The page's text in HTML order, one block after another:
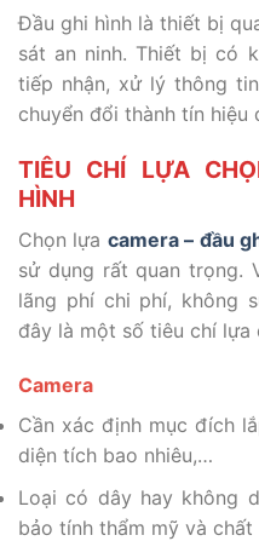
Đầu ghi hình là thiết bị
sát an ninh. Thiết bị có
tiếp nhận, xử lý thông
chuyển đổi thành tín hiệu
TIÊU CHÍ LỰA
HÌNH
Chọn lựa camera – đầu
sử dụng rất quan trọng.
lãng phí chi phí, không
đây là một số tiêu chí lựa
Camera
Cần xác định mục đích
diện tích bao nhiêu,…
Loại có dây hay không
bảo tính thẩm mỹ và